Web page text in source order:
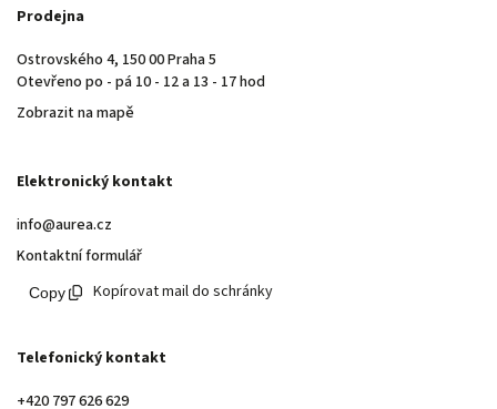
Prodejna
Ostrovského 4, 150 00 Praha 5
Otevřeno po - pá 10 - 12 a 13 - 17 hod
Zobrazit na mapě
Elektronický kontakt
info@aurea.cz
Kontaktní formulář
Kopírovat mail do schránky
Telefonický kontakt
+420 797 626 629